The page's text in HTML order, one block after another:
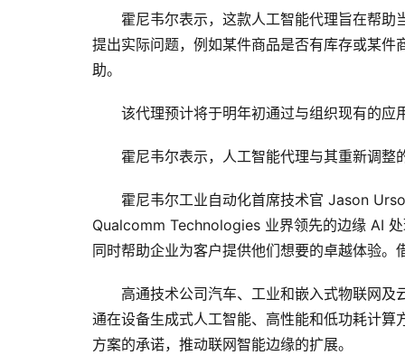
霍尼韦尔表示，这款人工智能代理旨在帮
提出实际问题，例如某件商品是否有库存或某
助。
该代理预计将于明年初通过与组织现有的
霍尼韦尔表示，人工智能代理与其重新调
霍尼韦尔工业自动化首席技术官 Jason
Qualcomm Technologies 业界领先的边缘 AI
同时帮助企业为客户提供他们想要的卓越体验
高通技术公司汽车、工业和嵌入式物联网
通在设备生成式人工智能、高性能和低功耗计
方案的承诺，推动联网智能边缘的扩展。